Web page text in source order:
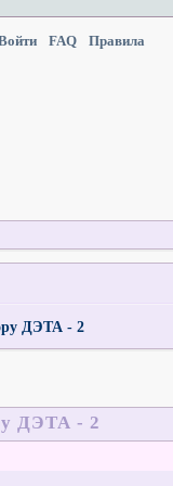
FAQ Правила
ДЭТА - 2
ДЭТА - 2